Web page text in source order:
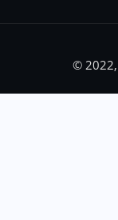
© 2022,